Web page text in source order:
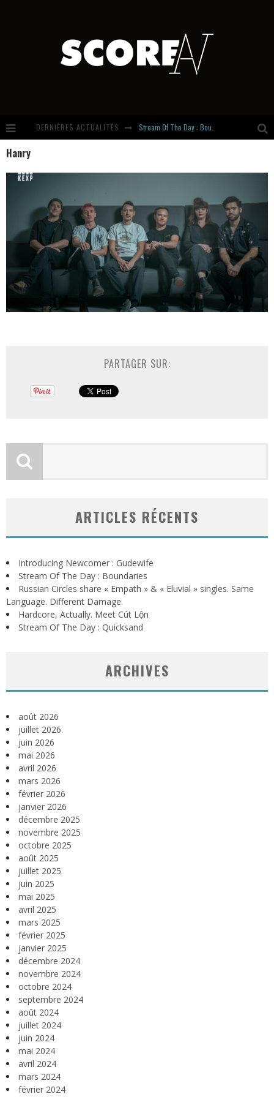
DERNIÈRES ACTUALITÉS
Hardcore, Actually. Meet Cút Lộn
Hanry
PARTAGER SUR:
ARTICLES RÉCENTS
Introducing Newcomer : Gudewife
Stream Of The Day : Boundaries
Russian Circles share « Empath » & « Eluvial » singles. Same
Language. Different Damage.
Hardcore, Actually. Meet Cút Lộn
Stream Of The Day : Quicksand
ARCHIVES
août 2026
juillet 2026
juin 2026
mai 2026
avril 2026
mars 2026
février 2026
janvier 2026
décembre 2025
novembre 2025
octobre 2025
août 2025
juillet 2025
juin 2025
mai 2025
avril 2025
mars 2025
février 2025
janvier 2025
décembre 2024
novembre 2024
octobre 2024
septembre 2024
août 2024
juillet 2024
juin 2024
mai 2024
avril 2024
mars 2024
février 2024